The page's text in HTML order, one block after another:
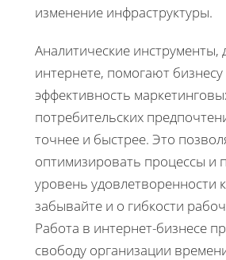
изменение инфраструктуры.
Аналитические инструменты,
интернете, помогают
эффективность
потребительских
точнее и быстрее. Это
оптимизировать процессы и
уровень удовлетворенности
забывайте и о гибкости
Работа в интернет-бизнесе
свободу организации